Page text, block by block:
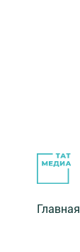
Главная